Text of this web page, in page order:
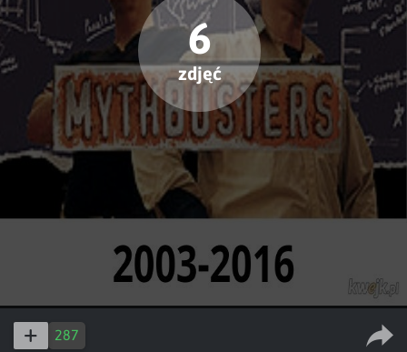
6
zdjęć
287